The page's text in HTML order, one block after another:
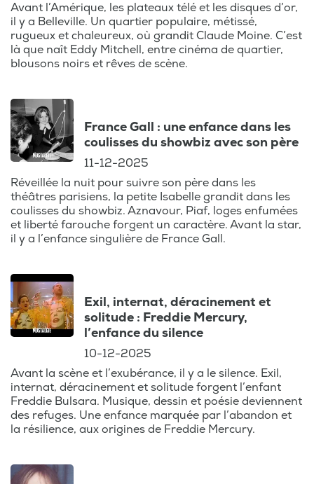
Hallyday,
Madonna, Queen,
ou encore Michael
Jackson. Brice
albums mythiques,
les concerts
comme Live Aid, et
les moments de
gloire des groupes
qui ont marqué
comment Freddie
Mercury a captivé
le monde entier,
conquis les charts,
ou encore les
secrets de studio
qui ont façonné
Avant l’Amérique, les plateaux télé et les disques d’or,
il y a Belleville. Un quartier populaire, métissé,
rugueux et chaleureux, où grandit Claude Moine. C’est
là que naît Eddy Mitchell, entre cinéma de quartier,
blousons noirs et rêves de scène.
France Gall : une enfance dans les
coulisses du showbiz avec son père
11-12-2025
Réveillée la nuit pour suivre son père dans les
théâtres parisiens, la petite Isabelle grandit dans les
coulisses du showbiz. Aznavour, Piaf, loges enfumées
et liberté farouche forgent un caractère. Avant la star,
il y a l’enfance singulière de France Gall.
Exil, internat, déracinement et
solitude : Freddie Mercury,
l’enfance du silence
10-12-2025
Avant la scène et l’exubérance, il y a le silence. Exil,
internat, déracinement et solitude forgent l’enfant
Freddie Bulsara. Musique, dessin et poésie deviennent
des refuges. Une enfance marquée par l’abandon et
la résilience, aux origines de Freddie Mercury.